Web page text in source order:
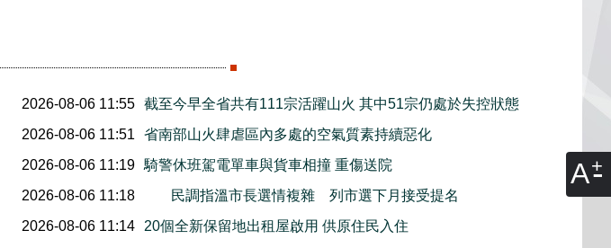
A
2026-08-06 11:55
截至今早全省共有111宗活躍山火 其中51宗仍處於失控狀態
2026-08-06 11:51
省南部山火肆虐區內多處的空氣質素持續惡化
2026-08-06 11:19
騎警休班駕電單車與貨車相撞 重傷送院
2026-08-06 11:18
民調指溫市長選情複雜 列市選下月接受提名
2026-08-06 11:14
20個全新保留地出租屋啟用 供原住民入住